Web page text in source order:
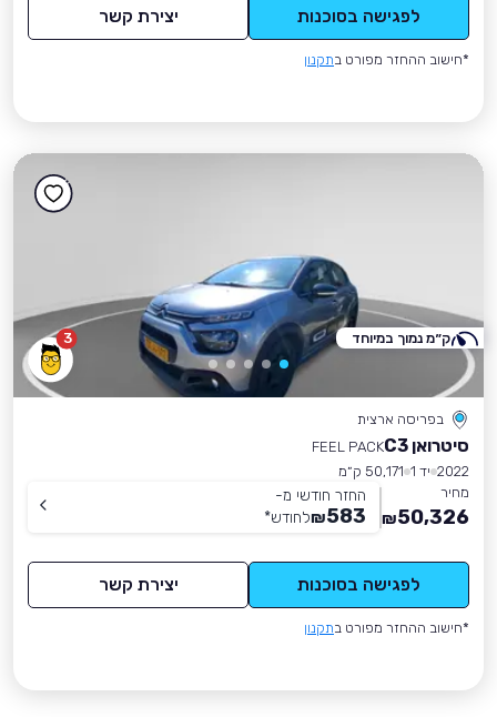
לפגישה בסוכנות יצירת קשר
*חישוב ההחזר מפורט בתקנון
3
בפריסה ארצית
סיטרואן C3
FEEL PACK
2022 יד 1
50,171 ק״מ
מחיר
50,326
₪
החזר חודשי מ-
583
₪לחודש*
לפגישה בסוכנות יצירת קשר
*חישוב ההחזר מפורט בתקנון
ק״מ נמוך במיוחד